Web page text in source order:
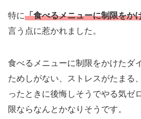
特に「食べるメニューに制限をか
言う点に惹かれました。
食べるメニューに制限をかけたダ
ためしがない、ストレスがたまる
ったときに後悔しそうでやる気ゼ
限ならなんとかなりそうです。